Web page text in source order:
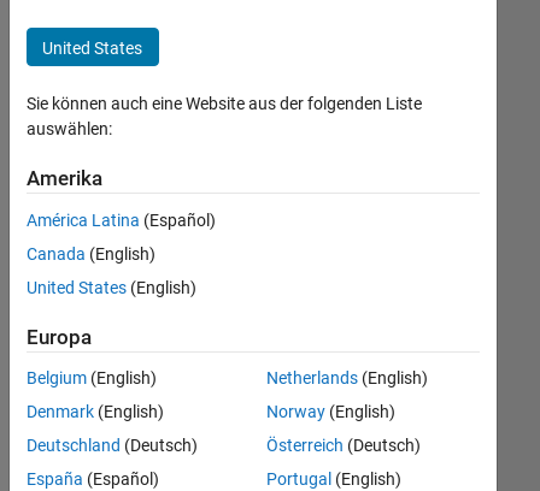
Commercial Sales
Education Sales
Inside Sales
Marketing Services
Finance and Operations
Human Resources
Legal
+6
Derzeit
es
keine
offenen
Stellen,
Ihren
Suchkriterien
entsprechen.
können
die
United States
Sie können auch eine Website aus der folgenden Liste
auswählen:
Amerika
América Latina (Español)
Canada (English)
United States (English)
Europa
Belgium (English)
Denmark (English)
Deutschland (Deutsch)
España (Español)
Netherlands(English)
Norway(English)
Österreich (Deutsch)
Portugal (English)